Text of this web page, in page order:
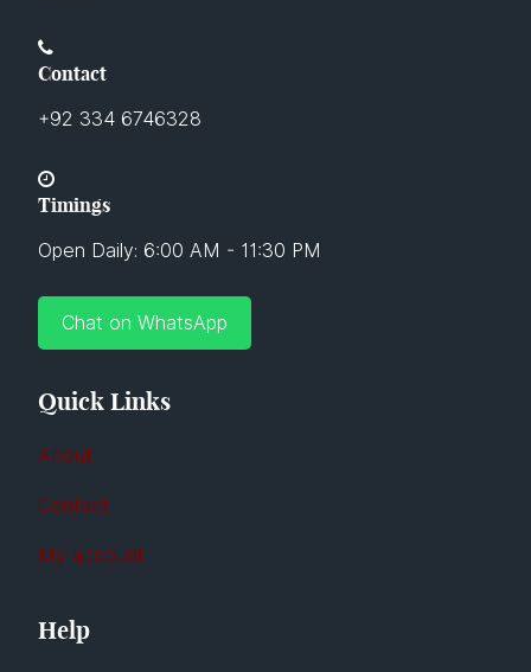
Contact
+92 334 6746328
Timings
Open Daily: 6:00 AM - 11:30 PM
Chat on WhatsApp
Quick Links
About
Contact
My account
Help